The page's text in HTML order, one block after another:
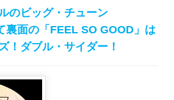
のビッグ・チューン
裏面の「FEEL SO GOOD」は
！ダブル・サイダー！